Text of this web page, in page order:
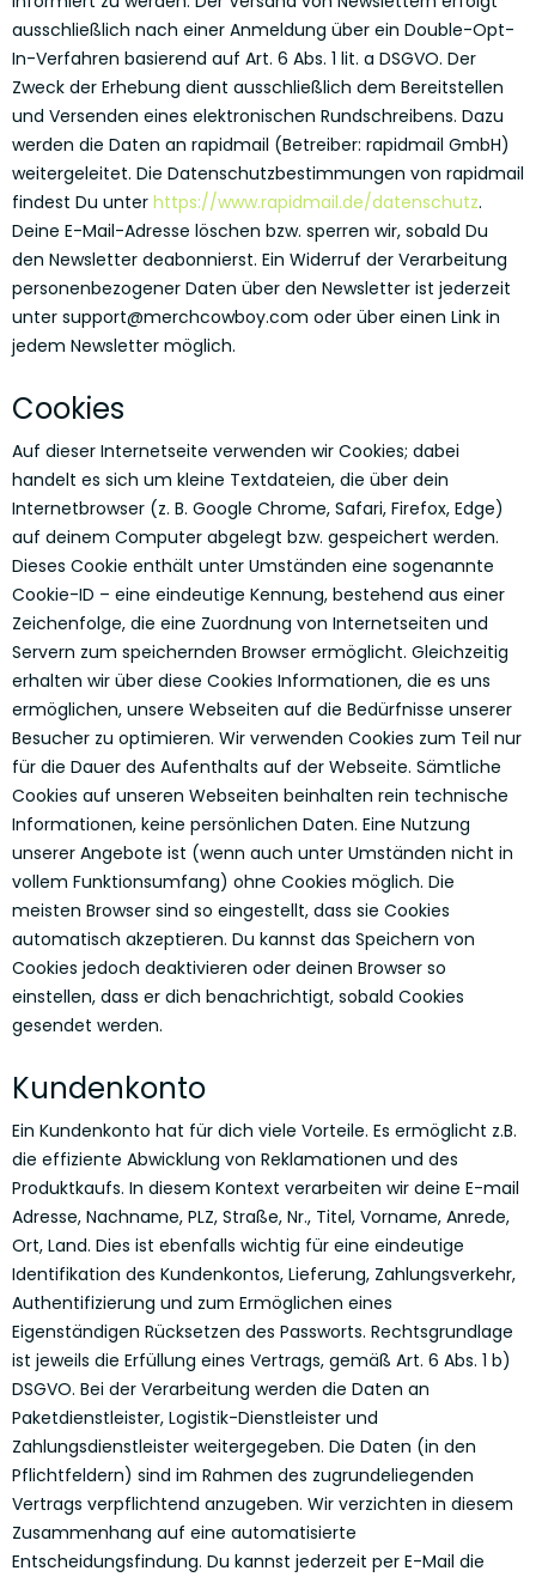
ausschließlich nach einer Anmeldung über ein Double-Opt-
In-Verfahren basierend auf Art. 6 Abs. 1 lit. a DSGVO. Der
Zweck der Erhebung dient ausschließlich dem Bereitstellen
und Versenden eines elektronischen Rundschreibens. Dazu
werden die Daten an rapidmail (Betreiber: rapidmail GmbH)
weitergeleitet. Die Datenschutzbestimmungen von rapidmail
findest Du unter https://www.rapidmail.de/datenschutz.
Deine E-Mail-Adresse löschen bzw. sperren wir, sobald Du
den Newsletter deabonnierst. Ein Widerruf der Verarbeitung
personenbezogener Daten über den Newsletter ist jederzeit
unter support@merchcowboy.com oder über einen Link in
jedem Newsletter möglich.
Cookies
Auf dieser Internetseite verwenden wir Cookies; dabei
handelt es sich um kleine Textdateien, die über dein
Internetbrowser (z. B. Google Chrome, Safari, Firefox, Edge)
auf deinem Computer abgelegt bzw. gespeichert werden.
Dieses Cookie enthält unter Umständen eine sogenannte
Cookie-ID – eine eindeutige Kennung, bestehend aus einer
Zeichenfolge, die eine Zuordnung von Internetseiten und
Servern zum speichernden Browser ermöglicht. Gleichzeitig
erhalten wir über diese Cookies Informationen, die es uns
ermöglichen, unsere Webseiten auf die Bedürfnisse unserer
Besucher zu optimieren. Wir verwenden Cookies zum Teil nur
für die Dauer des Aufenthalts auf der Webseite. Sämtliche
Cookies auf unseren Webseiten beinhalten rein technische
Informationen, keine persönlichen Daten. Eine Nutzung
unserer Angebote ist (wenn auch unter Umständen nicht in
vollem Funktionsumfang) ohne Cookies möglich. Die
meisten Browser sind so eingestellt, dass sie Cookies
automatisch akzeptieren. Du kannst das Speichern von
Cookies jedoch deaktivieren oder deinen Browser so
einstellen, dass er dich benachrichtigt, sobald Cookies
gesendet werden.
Kundenkonto
Ein Kundenkonto hat für dich viele Vorteile. Es ermöglicht z.B.
die effiziente Abwicklung von Reklamationen und des
Produktkaufs. In diesem Kontext verarbeiten wir deine E-mail
Adresse, Nachname, PLZ, Straße, Nr., Titel, Vorname, Anrede,
Ort, Land. Dies ist ebenfalls wichtig für eine eindeutige
Identifikation des Kundenkontos, Lieferung, Zahlungsverkehr,
Authentifizierung und zum Ermöglichen eines
Eigenständigen Rücksetzen des Passworts. Rechtsgrundlage
ist jeweils die Erfüllung eines Vertrags, gemäß Art. 6 Abs. 1 b)
DSGVO. Bei der Verarbeitung werden die Daten an
Paketdienstleister, Logistik-Dienstleister und
Zahlungsdienstleister weitergegeben. Die Daten (in den
Pflichtfeldern) sind im Rahmen des zugrundeliegenden
Vertrags verpflichtend anzugeben. Wir verzichten in diesem
Zusammenhang auf eine automatisierte
Entscheidungsfindung. Du kannst jederzeit per E-Mail die